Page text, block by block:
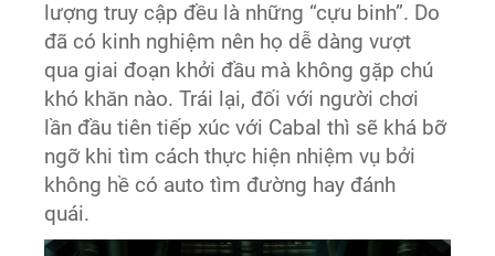
lượng truy cập đều là những “cựu binh”. Do
đã có kinh nghiệm nên họ dễ dàng vượt
qua giai đoạn khởi đầu mà không gặp chú
khó khăn nào. Trái lại, đối với người chơi
lần đầu tiên tiếp xúc với Cabal thì sẽ khá bỡ
ngỡ khi tìm cách thực hiện nhiệm vụ bởi
không hề có auto tìm đường hay đánh
quái.